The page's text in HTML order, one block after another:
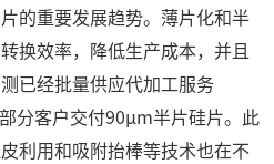
的重要发展趋势。薄片化和半
换效率，降低生产成本，并且
已经批量供应代加工服务
分客户交付90μm半片硅片。此
利用和吸附抬棒等技术也在不